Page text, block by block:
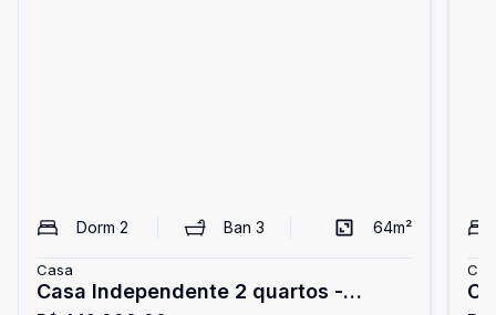
Dorm 2 Ban3 64m²
Casa
Casa Independente 2 quartos -